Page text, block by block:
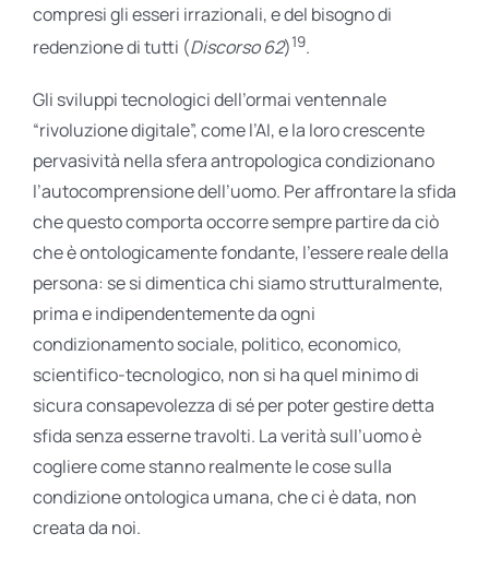
compresi gli esseri irrazionali, e del bisogno di
redenzione di tutti (Discorso 62)19.
Gli sviluppi tecnologici dell’ormai ventennale
“rivoluzione digitale”, come l’AI, e la loro crescente
pervasività nella sfera antropologica condizionano
l’autocomprensione dell’uomo. Per affrontare la sfida
che questo comporta occorre sempre partire da ciò
che è ontologicamente fondante, l’essere reale della
persona: se si dimentica chi siamo strutturalmente,
prima e indipendentemente da ogni
condizionamento sociale, politico, economico,
scientifico-tecnologico, non si ha quel minimo di
sicura consapevolezza di sé per poter gestire detta
sfida senza esserne travolti. La verità sull’uomo è
cogliere come stanno realmente le cose sulla
condizione ontologica umana, che ci è data, non
creata da noi.